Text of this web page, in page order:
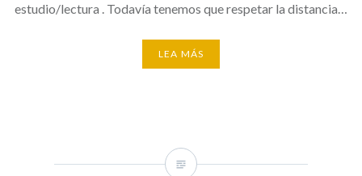
estudio/lectura . Todavía tenemos que respetar la distancia…
LEA MÁS